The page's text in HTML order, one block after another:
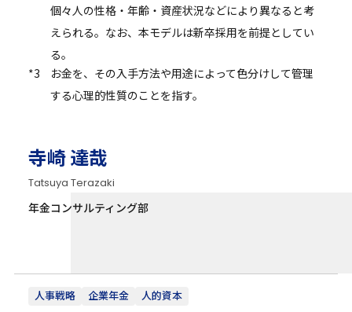
人事戦略 企業年金 人的資本
個々人の性格・年齢・資産状況などにより異なると考
えられる。なお、本モデルは新卒採用を前提としてい
る。
*3
お金を、その入手方法や用途によって色分けして管理
する心理的性質のことを指す。
寺崎 達哉
Tatsuya Terazaki
年金コンサルティング部